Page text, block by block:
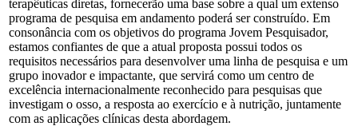
terapêuticas diretas, fornecerão uma base sobre a qual um extenso
programa de pesquisa em andamento poderá ser construído. Em
consonância com os objetivos do programa Jovem Pesquisador,
estamos confiantes de que a atual proposta possui todos os
requisitos necessários para desenvolver uma linha de pesquisa e um
grupo inovador e impactante, que servirá como um centro de
excelência internacionalmente reconhecido para pesquisas que
investigam o osso, a resposta ao exercício e à nutrição, juntamente
com as aplicações clínicas desta abordagem.